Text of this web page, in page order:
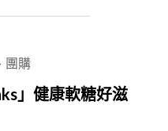
價
團購
」健康軟糖好滋